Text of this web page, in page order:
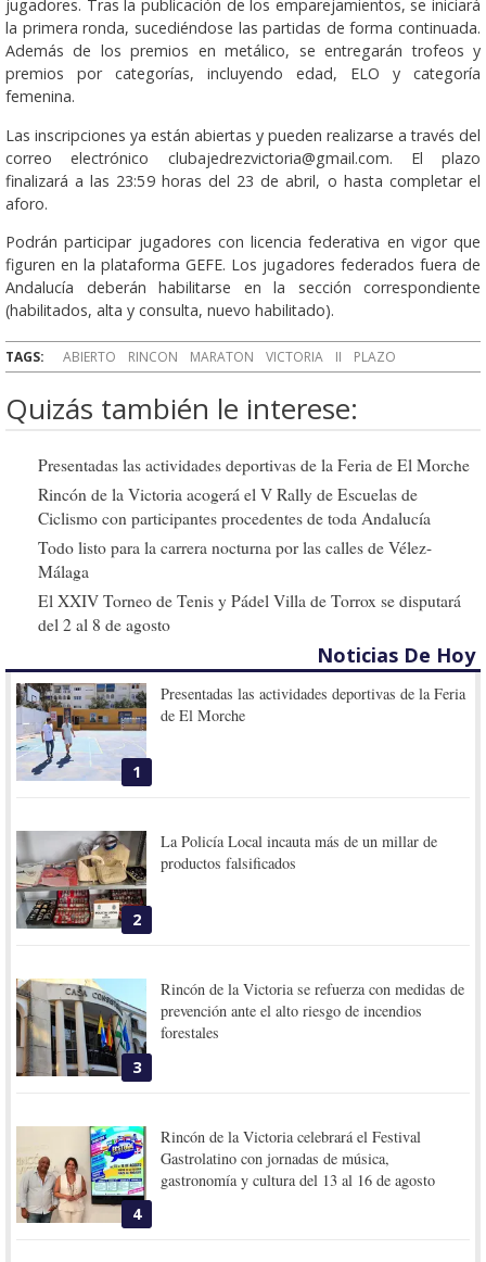
jugadores. Tras la publicación de los emparejamientos, se iniciará
la primera ronda, sucediéndose las partidas de forma continuada.
Además de los premios en metálico, se entregarán trofeos y
premios por categorías, incluyendo edad, ELO y categoría
femenina.
Las inscripciones ya están abiertas y pueden realizarse a través del
correo electrónico clubajedrezvictoria@gmail.com. El plazo
finalizará a las 23:59 horas del 23 de abril, o hasta completar el
aforo.
Podrán participar jugadores con licencia federativa en vigor que
figuren en la plataforma GEFE. Los jugadores federados fuera de
Andalucía deberán habilitarse en la sección correspondiente
(habilitados, alta y consulta, nuevo habilitado).
TAGS: ABIERTO RINCON MARATON VICTORIA II PLAZO
Quizás también le interese:
Presentadas las actividades deportivas de la Feria de El Morche
Rincón de la Victoria acogerá el V Rally de Escuelas de
Ciclismo con participantes procedentes de toda Andalucía
Todo listo para la carrera nocturna por las calles de Vélez-
Málaga
El XXIV Torneo de Tenis y Pádel Villa de Torrox se disputará
del 2 al 8 de agosto
Noticias De Hoy
1
Presentadas las actividades deportivas de la Feria
de El Morche
2
La Policía Local incauta más de un millar de
productos falsificados
3
Rincón de la Victoria se refuerza con medidas de
prevención ante el alto riesgo de incendios
forestales
4
Rincón de la Victoria celebrará el Festival
Gastrolatino con jornadas de música,
gastronomía y cultura del 13 al 16 de agosto